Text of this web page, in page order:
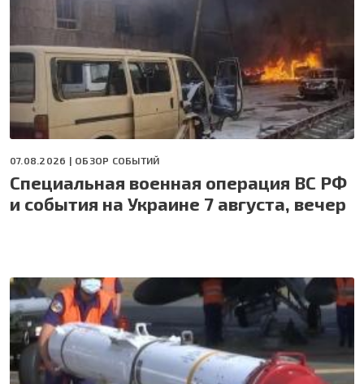
07.08.2026 | ОБЗОР СОБЫТИЙ
Специальная военная операция ВС РФ
и события на Украине 7 августа, вечер